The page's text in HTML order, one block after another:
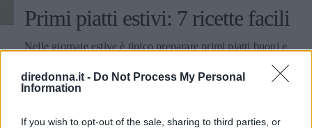
diredonna.it - Do Not Process My Personal
Information
If you wish to opt-out of the sale, sharing to third parties, or
Primi piatti estivi: 7 ricette facili
Nelle giornate estive è tipico preparare primi piatti buoni e
primi piatti veloci da realizzare.